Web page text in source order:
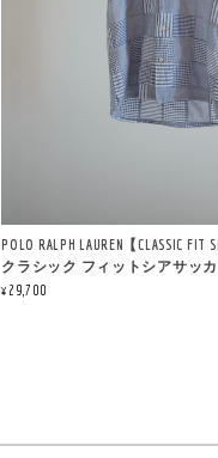
POLO RALPH LAUREN【CLASSIC FIT
クラシック フィットシアサッカ
¥29,700